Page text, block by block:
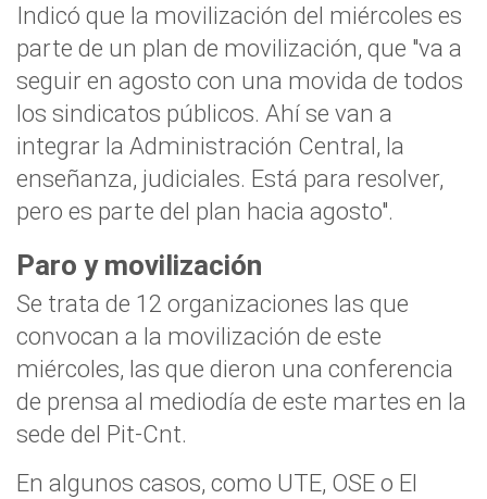
Indicó que la movilización del miércoles es
parte de un plan de movilización, que "va a
seguir en agosto con una movida de todos
los sindicatos públicos. Ahí se van a
integrar la Administración Central, la
enseñanza, judiciales. Está para resolver,
pero es parte del plan hacia agosto".
Paro y movilización
Se trata de 12 organizaciones las que
convocan a la movilización de este
miércoles, las que dieron una conferencia
de prensa al mediodía de este martes en la
sede del Pit-Cnt.
En algunos casos, como UTE, OSE o El